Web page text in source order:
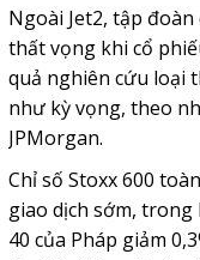
Ngoài Jet2, tập
thất vọng khi cổ
quả nghiên cứu loại
như kỳ vọng, theo
JPMorgan.
Chỉ số Stoxx 600
giao dịch sớm,
40 của Pháp giảm